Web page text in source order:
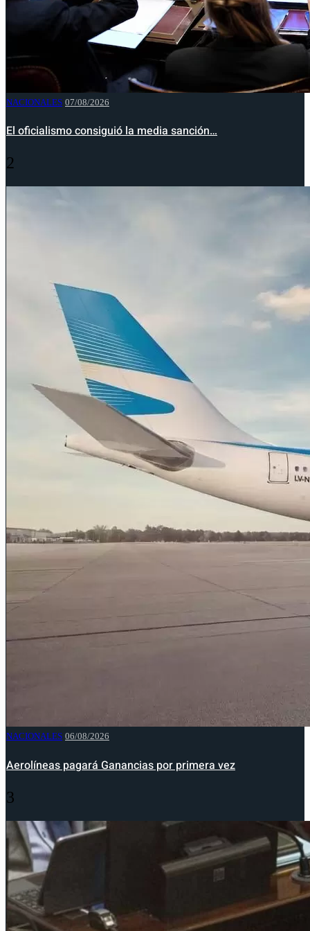
NACIONALES 07/08/2026
El oficialismo consiguió la media sanción…
2
NACIONALES 06/08/2026
Aerolíneas pagará Ganancias por primera vez
3